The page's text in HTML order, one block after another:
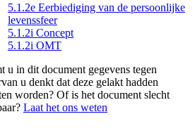
5.1.2e Eerbiediging van de persoonlijke
levenssfeer
5.1.2i Concept
5.1.2i OMT
u in dit document gegevens tegen
u denkt dat deze gelakt hadden
worden? Of is het document slecht
Laat het ons weten